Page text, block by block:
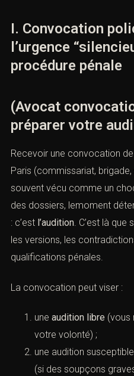
I. Convocation
l’urgence
procédure pénale
(Avocat
préparer votre
Recevoir une convocation
Paris (commissariat,
souvent vécu comme un
des dossiers, lemoment
: c’est l’audition. C’est là que
les versions, les
qualifications pénales.
La convocation peut viser :
une audition libre (vous
votre volonté) ;
une audition
(si des soupçons